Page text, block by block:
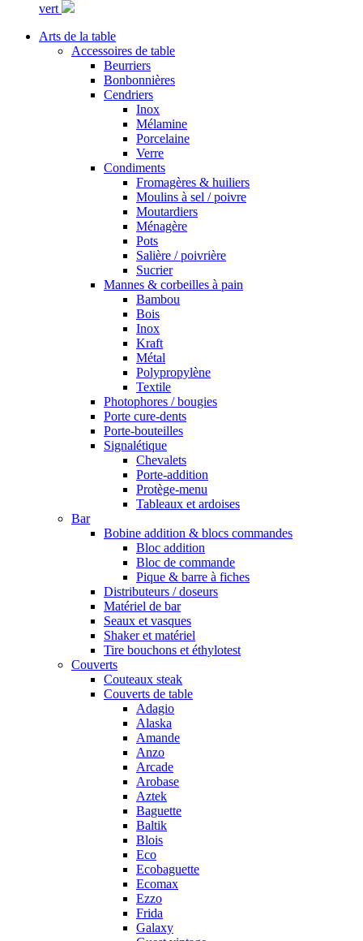
vert
Arts de la table
Accessoires de table
Beurriers
Bonbonnières
Cendriers
Inox
Mélamine
Porcelaine
Verre
Condiments
Fromagères & huiliers
Moulins à sel / poivre
Moutardiers
Ménagère
Pots
Salière / poivrière
Sucrier
Mannes & corbeilles à pain
Bambou
Bois
Inox
Kraft
Métal
Polypropylène
Textile
Photophores / bougies
Porte cure-dents
Porte-bouteilles
Signalétique
Chevalets
Porte-addition
Protège-menu
Tableaux et ardoises
Bar
Bobine addition & blocs commandes
Bloc addition
Bloc de commande
Pique & barre à fiches
Distributeurs / doseurs
Matériel de bar
Seaux et vasques
Shaker et matériel
Tire bouchons et éthylotest
Couverts
Couteaux steak
Couverts de table
Adagio
Alaska
Amande
Anzo
Arcade
Arobase
Aztek
Baguette
Baltik
Blois
Eco
Ecobaguette
Ecomax
Ezzo
Frida
Galaxy